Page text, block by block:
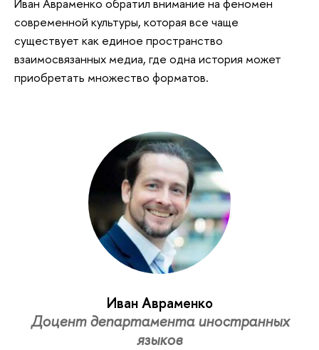
современной культуры, которая все чаще
существует как единое пространство
взаимосвязанных медиа, где одна история может
приобретать множество форматов.
Иван Авраменко
Доцент департамента иностранных
языков